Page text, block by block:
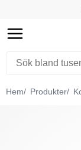
Hem Produkter